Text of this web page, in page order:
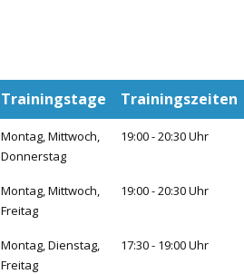
Trainingstage Trainingszeiten
Montag, Mittwoch,
Donnerstag
19:00 - 20:30 Uhr
Montag, Mittwoch,
Freitag
19:00 - 20:30 Uhr
Montag, Dienstag,
Freitag
17:30 - 19:00 Uhr